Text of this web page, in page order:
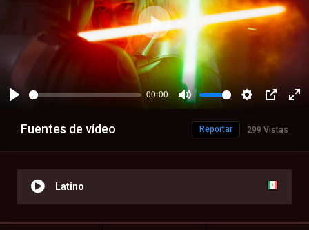
Fuentes de vídeo 299 Vistas
Reportar
Latino